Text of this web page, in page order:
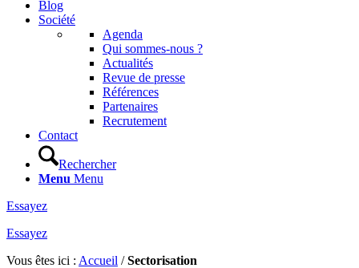
Blog
Société
Agenda
Qui sommes-nous ?
Actualités
Revue de presse
Références
Partenaires
Recrutement
Contact
Rechercher
Menu Menu
Essayez
Essayez
Vous êtes ici : Accueil /Sectorisation